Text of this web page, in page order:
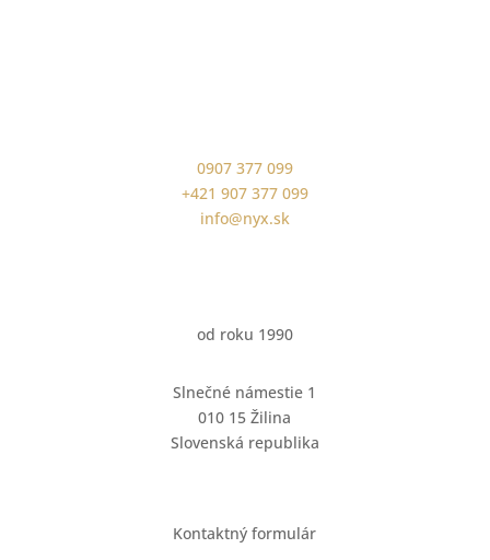
0907 377 099
+421 907 377 099
info@nyx.sk
od roku 1990
Slnečné námestie 1
010 15 Žilina
Slovenská republika
Kontaktný formulár